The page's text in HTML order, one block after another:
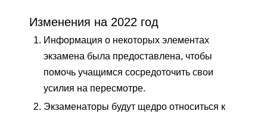
Изменения на 2022 год
Информация о некоторых элементах
экзамена была предоставлена, чтобы
помочь учащимся сосредоточить свои
усилия на пересмотре.
Экзаменаторы будут щедро относиться к